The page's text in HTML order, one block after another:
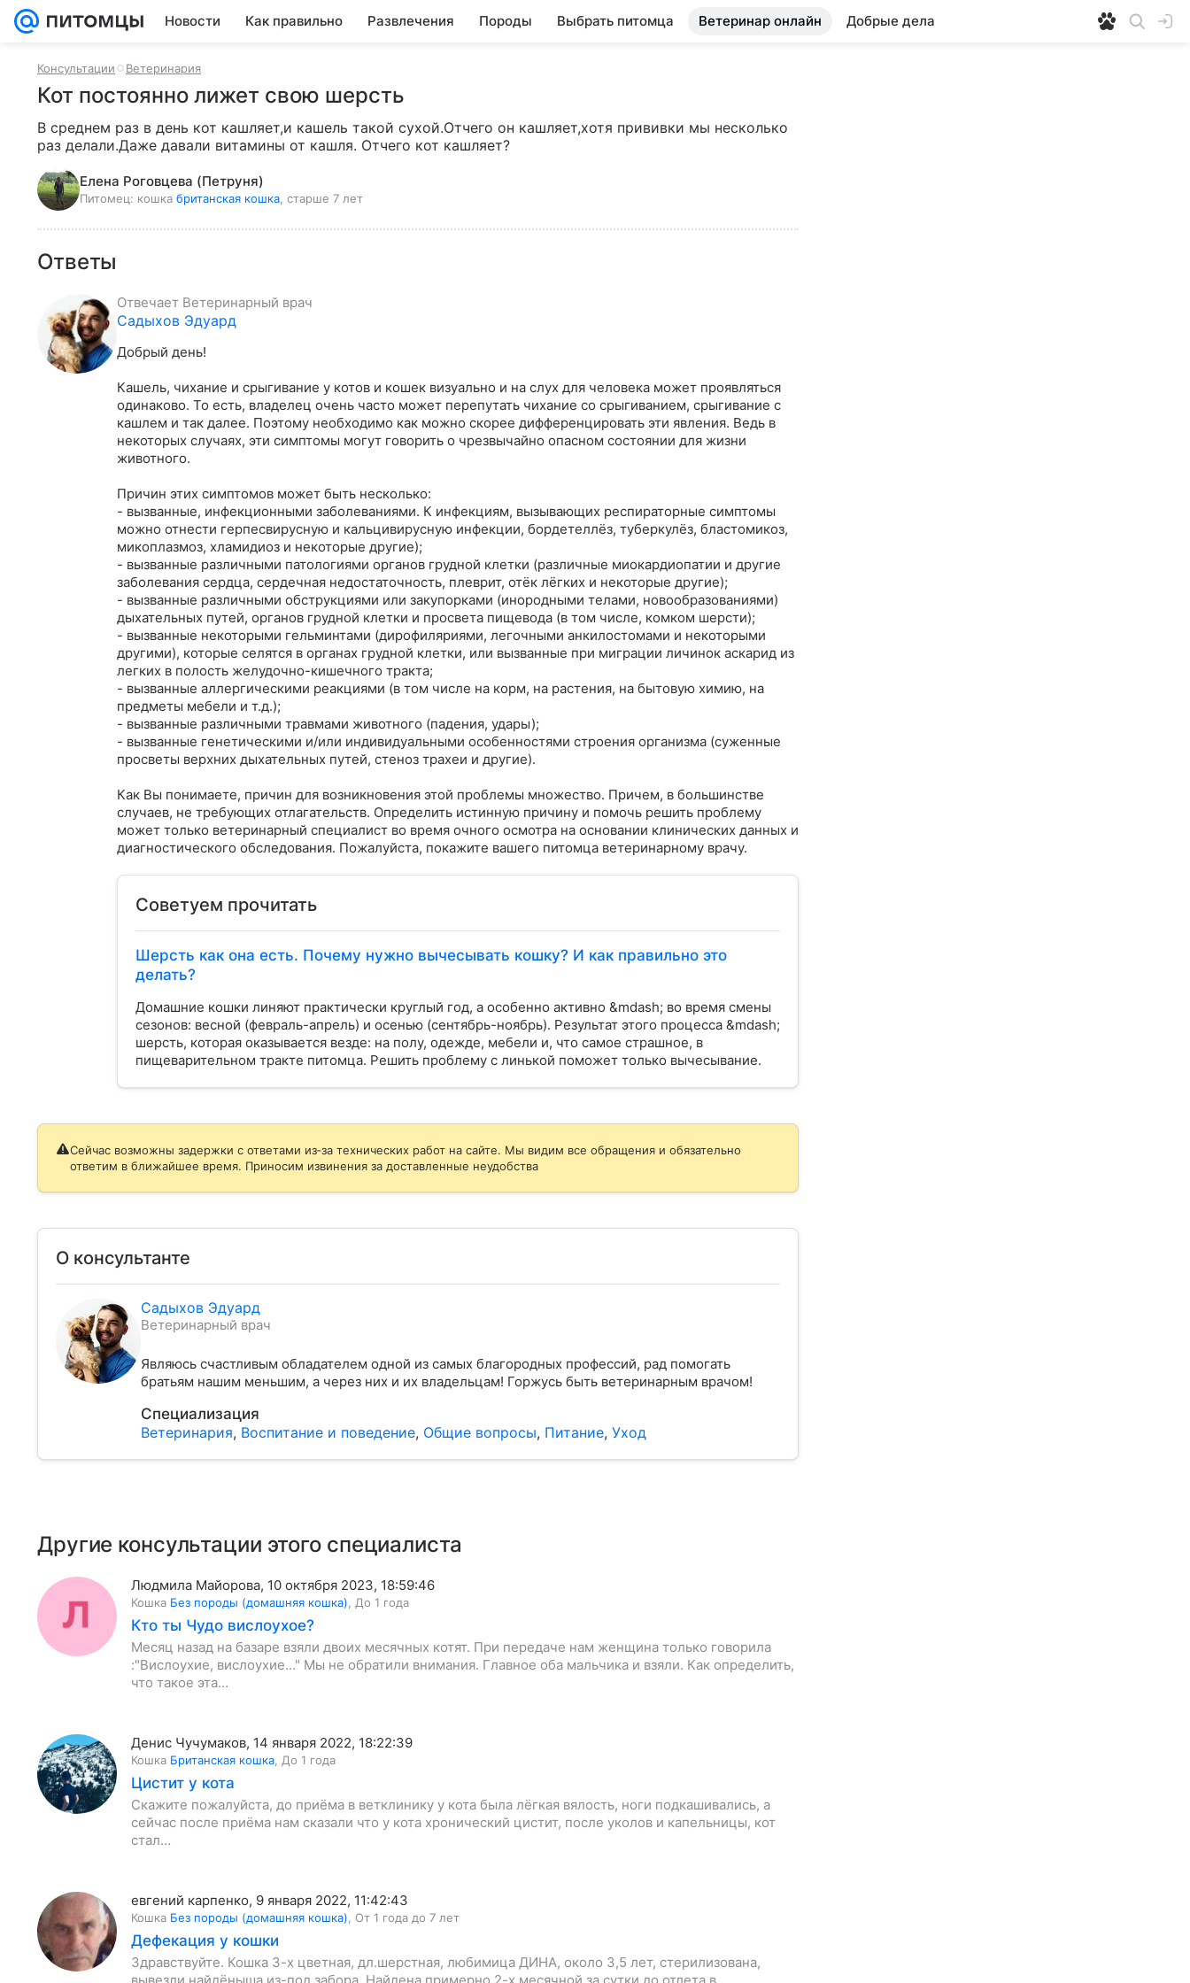
Новости Как правильно Развлечения Породы Выбрать питомца Ветеринар онлайн Добрые дела
Консультации Ветеринария
Кот постоянно лижет свою шерсть
В среднем раз в день кот кашляет,и кашель такой сухой.Отчего он кашляет,хотя прививки мы несколько
раз делали.Даже давали витамины от кашля. Отчего кот кашляет?
Елена Роговцева (Петруня)
Питомец: кошка британская кошка , старше 7 лет
Ответы
Отвечает Ветеринарный врач
Садыхов Эдуард
Добрый день!
Кашель, чихание и срыгивание у котов и кошек визуально и на слух для человека может проявляться
одинаково. То есть, владелец очень часто может перепутать чихание со срыгиванием, срыгивание с
кашлем и так далее. Поэтому необходимо как можно скорее дифференцировать эти явления. Ведь в
некоторых случаях, эти симптомы могут говорить о чрезвычайно опасном состоянии для жизни
животного.
Причин этих симптомов может быть несколько:
- вызванные, инфекционными заболеваниями. К инфекциям, вызывающих респираторные симптомы
можно отнести герпесвирусную и кальцивирусную инфекции, бордетеллёз, туберкулёз, бластомикоз,
микоплазмоз, хламидиоз и некоторые другие);
- вызванные различными патологиями органов грудной клетки (различные миокардиопатии и другие
заболевания сердца, сердечная недостаточность, плеврит, отёк лёгких и некоторые другие);
- вызванные различными обструкциями или закупорками (инородными телами, новообразованиями)
дыхательных путей, органов грудной клетки и просвета пищевода (в том числе, комком шерсти);
- вызванные некоторыми гельминтами (дирофиляриями, легочными анкилостомами и некоторыми
другими), которые селятся в органах грудной клетки, или вызванные при миграции личинок аскарид из
легких в полость желудочно-кишечного тракта;
- вызванные аллергическими реакциями (в том числе на корм, на растения, на бытовую химию, на
предметы мебели и т.д.);
- вызванные различными травмами животного (падения, удары);
- вызванные генетическими и/или индивидуальными особенностями строения организма (суженные
просветы верхних дыхательных путей, стеноз трахеи и другие).
Как Вы понимаете, причин для возникновения этой проблемы множество. Причем, в большинстве
случаев, не требующих отлагательств. Определить истинную причину и помочь решить проблему
может только ветеринарный специалист во время очного осмотра на основании клинических данных и
диагностического обследования. Пожалуйста, покажите вашего питомца ветеринарному врачу.
Советуем прочитать
Шерсть как она есть. Почему нужно вычесывать кошку? И как правильно это
делать?
Домашние кошки линяют практически круглый год, а особенно активно &mdash; во время смены
сезонов: весной (февраль-апрель) и осенью (сентябрь-ноябрь). Результат этого процесса &mdash;
шерсть, которая оказывается везде: на полу, одежде, мебели и, что самое страшное, в
пищеварительном тракте питомца. Решить проблему с линькой поможет только вычесывание.
Сейчас возможны задержки с ответами из‑за технических работ на сайте. Мы видим все обращения и обязательно
ответим в ближайшее время. Приносим извинения за доставленные неудобства
О консультанте
Садыхов Эдуард
Ветеринарный врач
Являюсь счастливым обладателем одной из самых благородных профессий, рад помогать
братьям нашим меньшим, а через них и их владельцам! Горжусь быть ветеринарным врачом!
Специализация
Ветеринария, Воспитание и поведение, Общие вопросы, Питание, Уход
Другие консультации этого специалиста
Людмила Майорова, 10 октября 2023, 18:59:46
Кошка Без породы (домашняя кошка) До 1 года
Кто ты Чудо вислоухое?
Месяц назад на базаре взяли двоих месячных котят. При передаче нам женщина только говорила
:"Вислоухие, вислоухие..." Мы не обратили внимания. Главное оба мальчика и взяли. Как определить,
что такое эта…
Денис Чучумаков, 14 января 2022, 18:22:39
Кошка Британская кошка До 1 года
Цистит у кота
Скажите пожалуйста, до приёма в ветклинику у кота была лёгкая вялость, ноги подкашивались, а
сейчас после приёма нам сказали что у кота хронический цистит, после уколов и капельницы, кот
стал…
евгений карпенко, 9 января 2022, 11:42:43
Кошка Без породы (домашняя кошка) От 1 года до 7 лет
Дефекация у кошки
Здравствуйте. Кошка 3-х цветная, дл.шерстная, любимица ДИНА, около 3,5 лет, стерилизована,